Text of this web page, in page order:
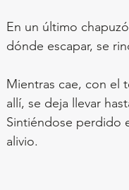
En un último
dónde escapar, se
Mientras cae, con el
allí, se deja llevar
Sintiéndose perdido
alivio.